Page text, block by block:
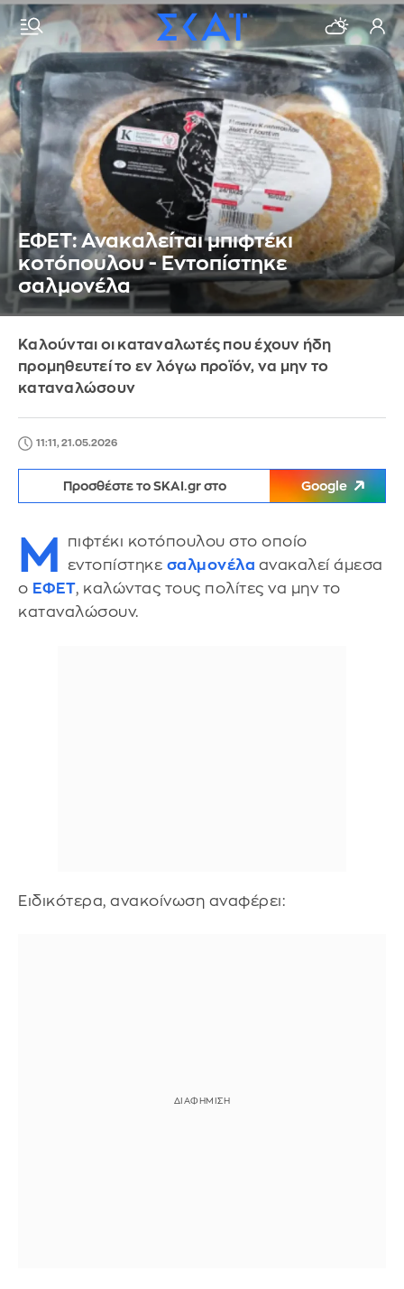
ΕΦΕΤ: Ανακαλείται μπιφτέκι
κοτόπουλου - Εντοπίστηκε
σαλμονέλα
Καλούνται οι καταναλωτές που έχουν ήδη
προμηθευτεί το εν λόγω προϊόν, να μην το
καταναλώσουν
11:11, 21.05.2026
Προσθέστε το SKAI.gr στο Google
Μ
πιφτέκι κοτόπουλου στο οποίο
εντοπίστηκε σαλμονέλα ανακαλεί άμεσα
ο ΕΦΕΤ, καλώντας τους πολίτες να μην το
καταναλώσουν.
Ειδικότερα, ανακοίνωση αναφέρει: